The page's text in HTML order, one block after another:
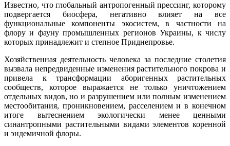
Известно, что глобальный антропогенный прессинг, которому
подвергается биосфера, негативно влияет на все
функциональные компоненты экосистем, в частности на
флору и фауну промышленных регионов Украины, к числу
которых принадлежит и степное Приднепровье.
Хозяйственная деятельность человека за последние столетия
вызвала непредвиденные изменения растительного покрова и
привела к трансформации аборигенных растительных
сообществ, которое выражается не только уничтожением
отдельных видов, но и разрушением или полным изменением
местообитания, проникновением, расселением и в конечном
итоге вытеснением экологически менее ценными
синантропными растительными видами элементов коренной
и эндемичной флоры.